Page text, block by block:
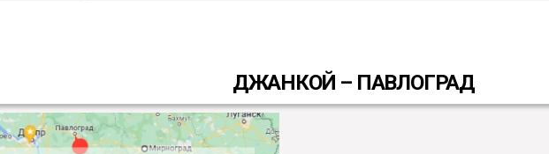
ДЖАНКОЙ – ПАВЛОГРАД